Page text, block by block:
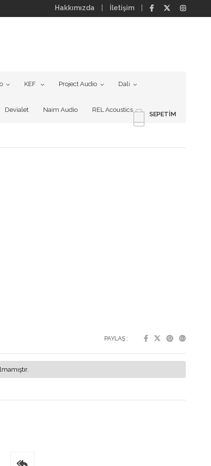
Hakkımızda İletişim
SEPETIM
KEF Project Audio Dali
Devialet Naim Audio REL Acoustics
PAYLAŞ :